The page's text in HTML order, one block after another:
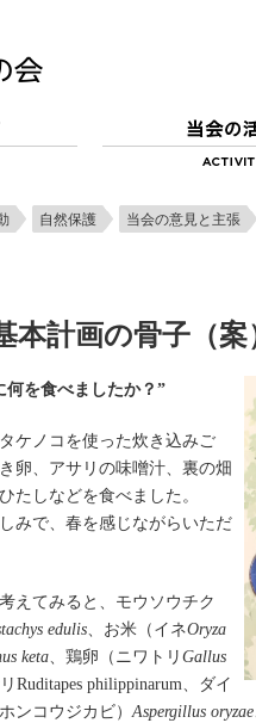
自然保護 当会の意見と主張
本計画の骨子（
何を食べましたか？”
ケノコを使った炊き込みご
卵、アサリの味噌汁、裏の畑
たしなどを食べました。
みで、春を感じながらいただ
えてみると、モウソウチク
edulis、お米（イネOryza
keta、鶏卵（ニワトリ Gallus
Ruditapes philippinarum、ダイ
ンコウジカビ）Aspergillus oryzae